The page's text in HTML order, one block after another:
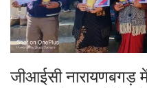
जीआईसी नारायणबगड़ में